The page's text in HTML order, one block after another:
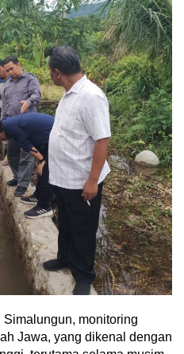
monitoring
Jawa, yang dikenal dengan